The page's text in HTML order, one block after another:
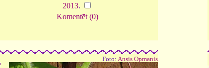
2013.
Komentēt (0)
Foto: Ansis Opmanis